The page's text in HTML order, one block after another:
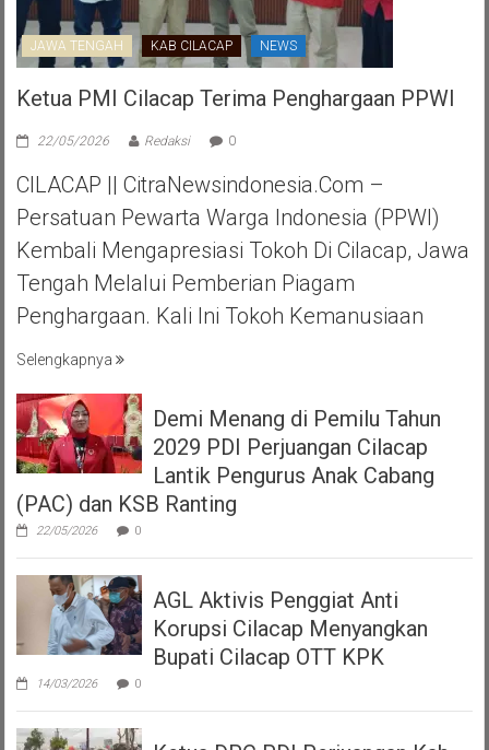
JAWA TENGAH KAB CILACAP NEWS
Ketua PMI Cilacap Terima Penghargaan PPWI
22/05/2026 Redaksi 0
CILACAP || CitraNewsindonesia.com –
Persatuan Pewarta Warga Indonesia (PPWI)
Kembali Mengapresiasi Tokoh Di Cilacap, Jawa
Tengah Melalui Pemberian Piagam
Penghargaan. Kali Ini Tokoh Kemanusiaan
Selengkapnya
Demi Menang di Pemilu Tahun
2029 PDI Perjuangan Cilacap
Lantik Pengurus Anak Cabang
(PAC) dan KSB Ranting
22/05/2026 0
AGL Aktivis Penggiat Anti
Korupsi Cilacap Menyangkan
Bupati Cilacap OTT KPK
14/03/2026 0